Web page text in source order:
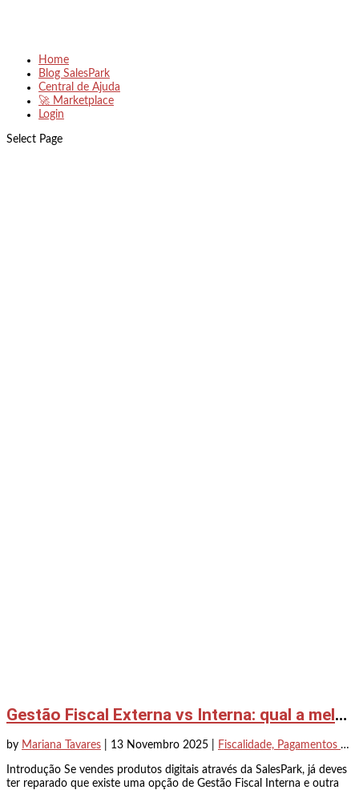
Home
Blog SalesPark
Central de Ajuda
🚀 Marketplace
Login
Select Page
Gestão Fiscal Externa vs Interna: qual a melhor opção para produtores isentos de IVA?
by Mariana Tavares 13 Novembro 2025 Fiscalidade, Pagamentos & Legal
Introdução Se vendes produtos digitais através da SalesPark, já deves
ter reparado que existe uma opção de Gestão Fiscal Interna e outra